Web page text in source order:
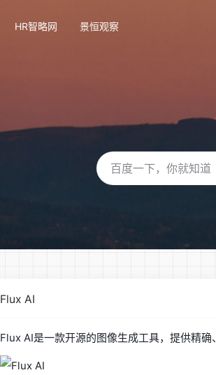
HR智略网 景恒观察
Flux AI
Flux AI是一款开源的图像生成工具，提供精